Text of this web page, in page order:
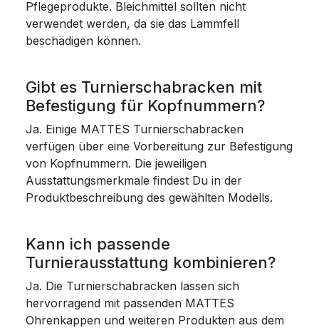
Pflegeprodukte. Bleichmittel sollten nicht
verwendet werden, da sie das Lammfell
beschädigen können.
Gibt es Turnierschabracken mit
Befestigung für Kopfnummern?
Ja. Einige MATTES Turnierschabracken
verfügen über eine Vorbereitung zur Befestigung
von Kopfnummern. Die jeweiligen
Ausstattungsmerkmale findest Du in der
Produktbeschreibung des gewählten Modells.
Kann ich passende
Turnierausstattung kombinieren?
Ja. Die Turnierschabracken lassen sich
hervorragend mit passenden MATTES
Ohrenkappen und weiteren Produkten aus dem